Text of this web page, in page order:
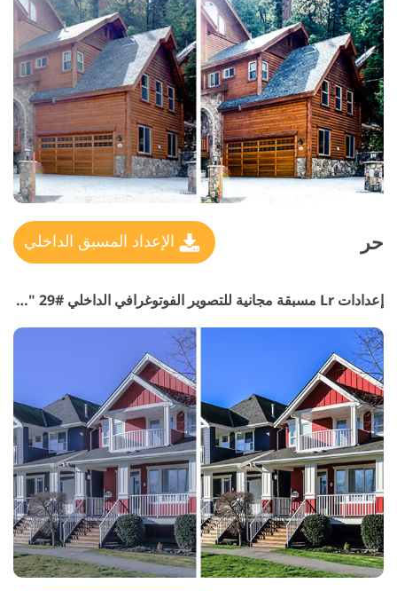
حر الإعداد المسبق الداخلي
إعدادات Lr مسبقة مجانية للتصوير الفوتوغرافي الداخلي #29 "Remove Noise"